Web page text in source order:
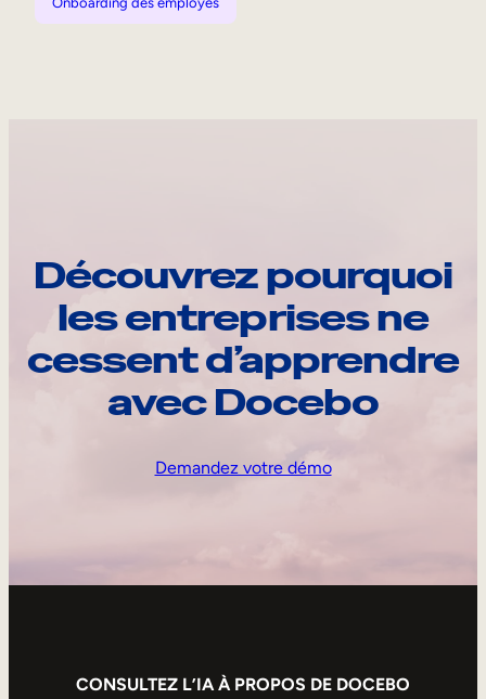
Découvrez pourquoi
les entreprises ne
cessent d’apprendre
avec Docebo
Demandez votre démo
CONSULTEZ L’IA À PROPOS DE DOCEBO